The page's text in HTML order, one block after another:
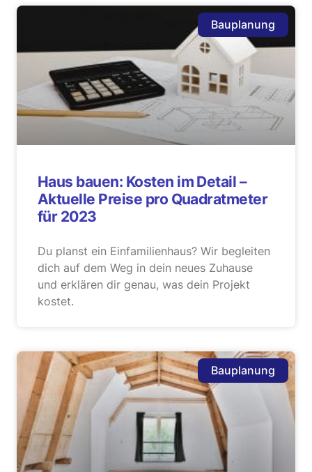
Bauplanung
Haus bauen: Kosten im Detail –
Aktuelle Preise pro Quadratmeter
für 2023
Du planst ein Einfamilienhaus? Wir begleiten
dich auf dem Weg in dein neues Zuhause
und erklären dir genau, was dein Projekt
kostet.
Bauplanung